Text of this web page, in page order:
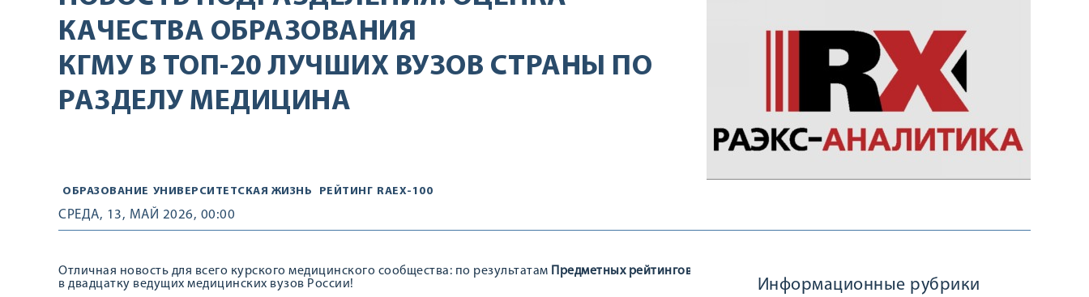
КАЧЕСТВА ОБРАЗОВАНИЯ
КГМУ В ТОП-20 ЛУЧШИХ ВУЗОВ СТРАНЫ ПО
РАЗДЕЛУ МЕДИЦИНА
ОБРАЗОВАНИЕ УНИВЕРСИТЕТСКАЯ ЖИЗНЬ РЕЙТИНГ RAEX-100
СРЕДА, 13, МАЙ 2026, 00:00
Отличная новость для всего курского медицинского сообщества: по результатам Предметных рейтингов вузов: медицина (2026 год)
в двадцатку ведущих медицинских вузов России!
Информационные рубрики